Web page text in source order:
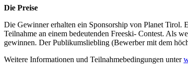
Die Preise
Die Gewinner erhalten ein Sponsorship von Planet Tirol.
Teilnahme an einem bedeutenden Freeski- Contest. Als
gewinnen. Der Publikumsliebling (Bewerber mit dem
Weitere Informationen und Teilnahmebedingungen unter